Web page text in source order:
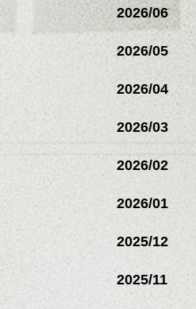
2026/06
2026/05
2026/04
2026/03
2026/02
2026/01
2025/12
2025/11